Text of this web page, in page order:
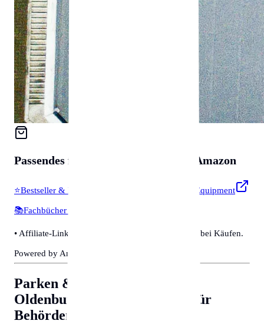
Passendes für auf Amazon
⭐Bestseller & Favoriten
Profi-Werkzeug & Equipment
📚Fachbücher & Guides
• Affiliate-Link: Wir erhalten eine kleine Provision bei Käufen.
Powered by Amazon 🛒
Parken & Bewohnerparken in
Oldenburg
Allgemeine Tipps für
Behördengänge